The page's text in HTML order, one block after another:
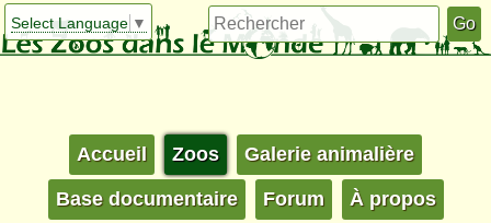
Select Language ▼
Accueil Zoos Galerie animalière
Base documentaire Forum À propos